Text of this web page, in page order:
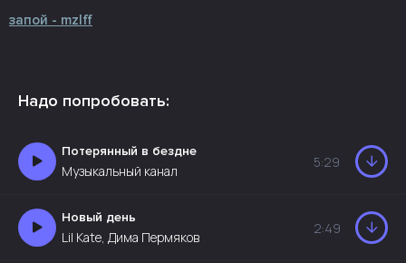
запой - mzlff
Надо попробовать:
Потерянный в бездне
Музыкальный канал
5:29
Новый день
Lil Kate, Дима Пермяков
2:49